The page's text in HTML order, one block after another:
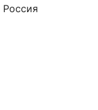
Россия